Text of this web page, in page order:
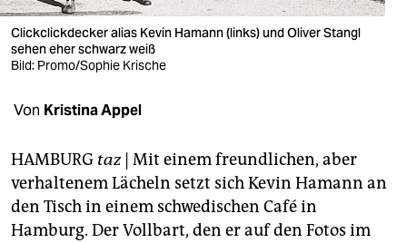
verlag
veranstaltungen
fragen & hilfe
unterstützen
abo
genossenschaft
Clickclickdecker alias Kevin Hamann (links) und Oliver Stangl
sehen eher schwarz weiß
Bild: Promo/Sophie Krische
Von Kristina Appel
HAMBURG taz| Mit einem freundlichen, aber
verhaltenem Lächeln setzt sich Kevin Hamann an
den Tisch in einem schwedischen Café in
Hamburg. Der Vollbart, den er auf den Fotos im